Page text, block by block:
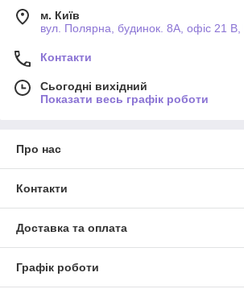
м. Київ
вул. Полярна, будинок. 8А, офіс 21 В,
Контакти
Сьогодні вихідний
Показати весь графік роботи
Про нас
Контакти
Доставка та оплата
Графік роботи